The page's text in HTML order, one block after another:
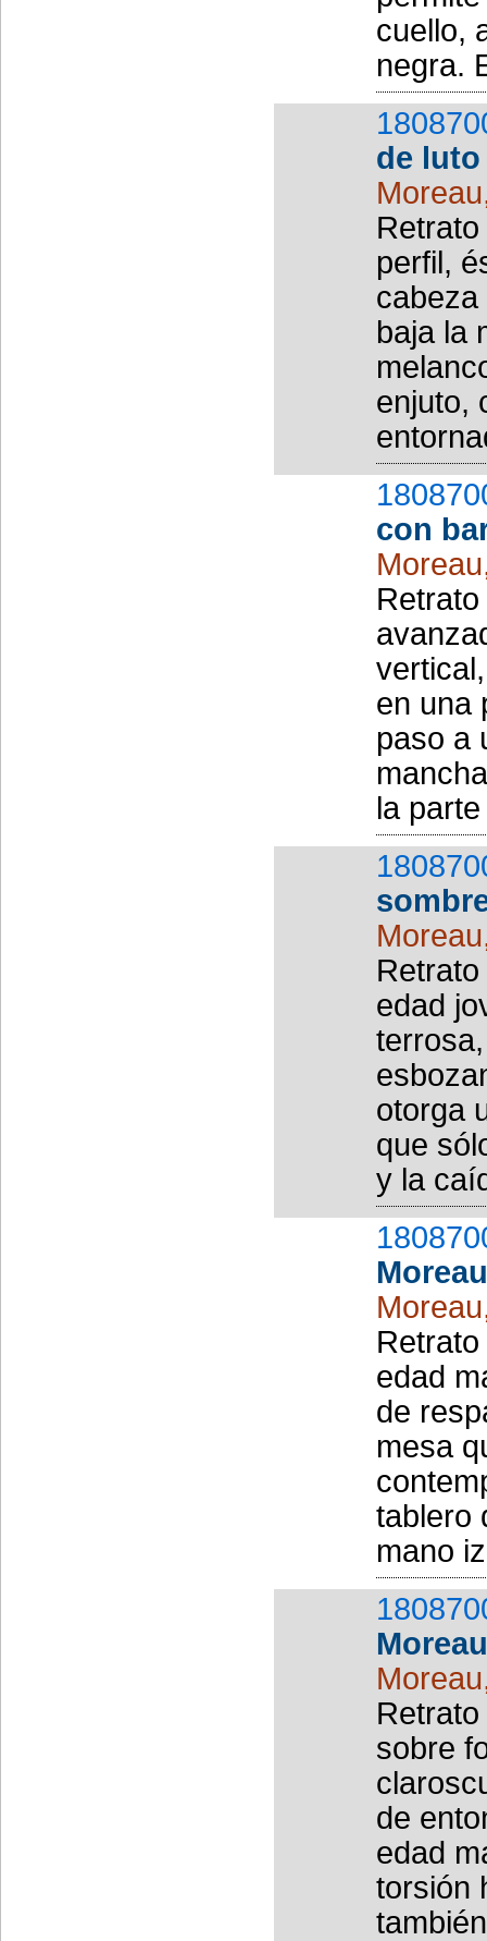
cuello,
negra.
de luto
perfil,
cabeza
baja la
enjuto,
con
en una
paso a
la
edad
otorga
que
y la
edad
de
mesa
tablero
mano
Moreau
sobre
de
edad
torsión